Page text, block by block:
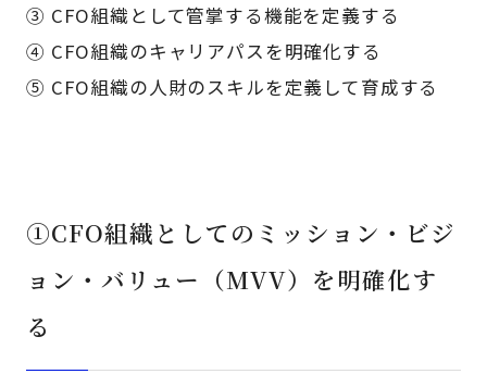
③ CFO組織として管掌する機能を定義する
④ CFO組織のキャリアパスを明確化する
⑤ CFO組織の人財のスキルを定義して育成する
①CFO組織としてのミッション・ビジ
ョン・バリュー（MVV）を明確化す
る